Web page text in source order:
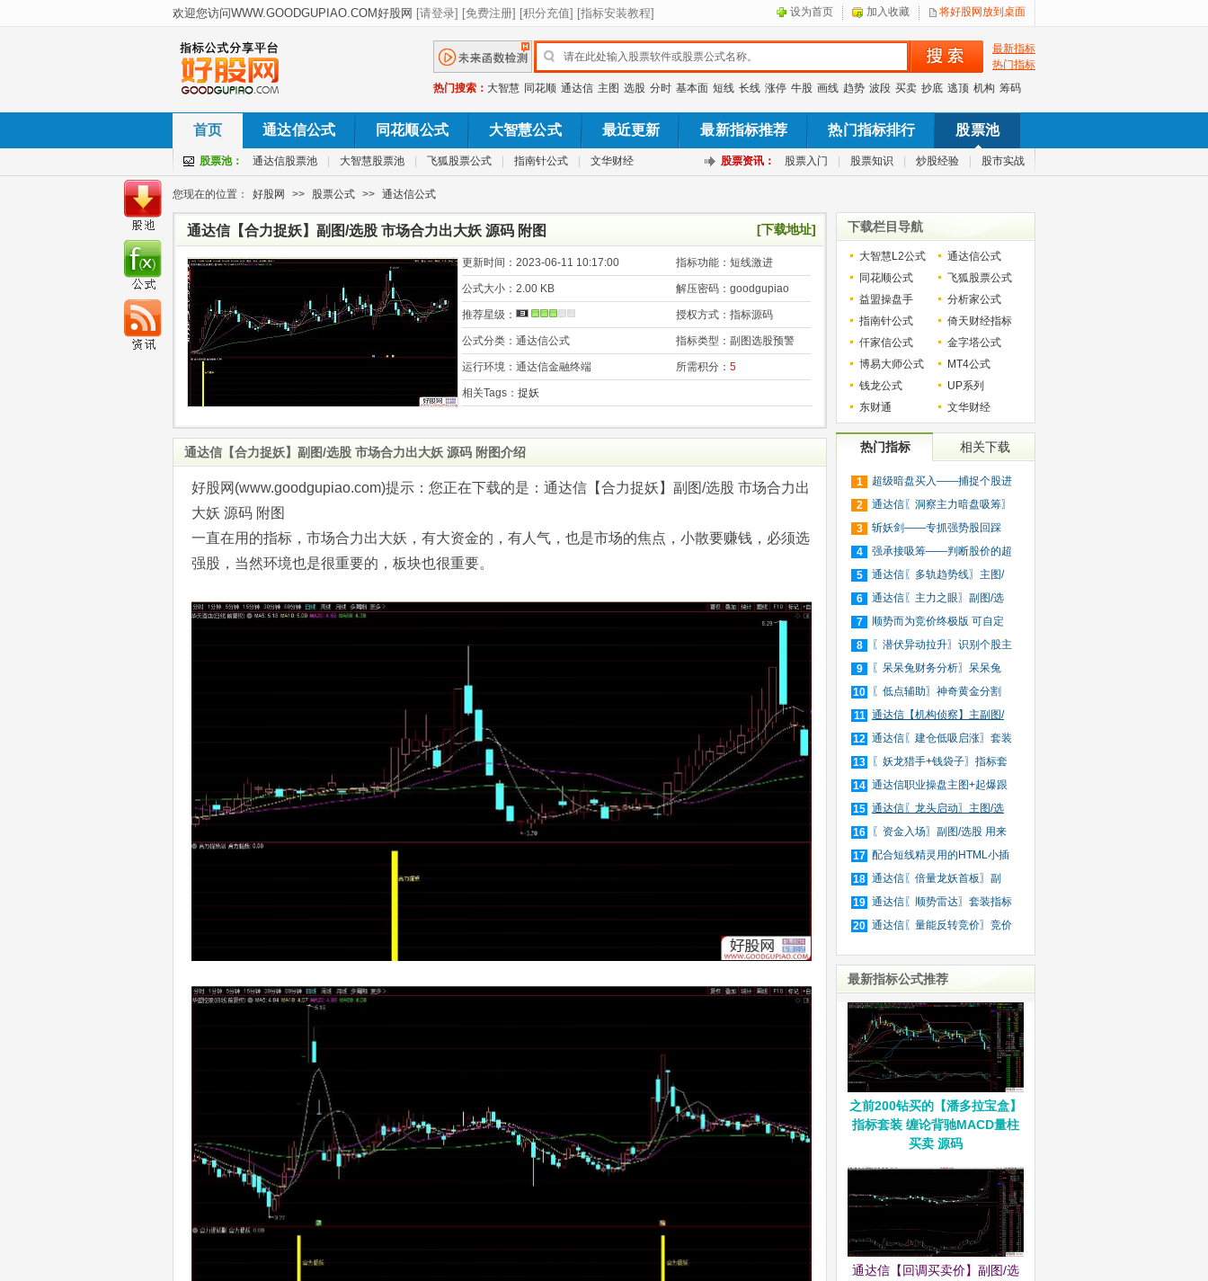
设为首页 加入收藏 将好股网放到桌面
最新指标
热门指标
热门搜索： 大智慧 同花顺 通达信 主图 选股 分时 基本面 短线 长线 涨停 牛股 画线 趋势 波段 买卖 抄底 逃顶 机构 筹码
首页 通达信公式 同花顺公式 大智慧公式 最近更新 最新指标推荐 热门指标排行 股票池
股票池： 通达信股票池 大智慧股票池 飞狐股票公式 指南针公式 文华财经 股票资讯： 股票入门 股票知识 炒股经验 股市实战
您现在的位置： 好股网 >> 股票公式 >> 通达信公式
通达信【合力捉妖】副图/选股 市场合力出大妖 源码 附图 [下载地址]
更新时间： 2023-06-11 10:17:00 指标功能： 短线激进
公式大小： 2.00 KB 解压密码： goodgupiao
推荐星级： 授权方式： 指标源码
公式分类： 通达信公式 指标类型： 副图选股预警
运行环境： 通达信金融终端 所需积分： 5
相关Tags： 捉妖
通达信【合力捉妖】副图/选股 市场合力出大妖 源码 附图介绍
好股网(www.goodgupiao.com)提示：您正在下载的是：通达信【合力捉妖】副图/选股 市场合力出
大妖 源码 附图
一直在用的指标，市场合力出大妖，有大资金的，有人气，也是市场的焦点，小散要赚钱，必须选
强股，当然环境也是很重要的，板块也很重要。
下载栏目导航
大智慧L2公式
通达信公式
同花顺公式
飞狐股票公式
益盟操盘手
分析家公式
指南针公式
倚天财经指标
仟家信公式
金字塔公式
博易大师公式
MT4公式
钱龙公式
UP系列
东财通
文华财经
热门指标 相关下载
1
超级暗盘买入——捕捉个股进
入
2
通达信〖洞察主力暗盘吸筹〗
捕
3
斩妖剑——专抓强势股回踩
20日
4
强承接吸筹——判断股价的超
买
5
通达信〖多轨趋势线〗主图/
选
6
通达信〖主力之眼〗副图/选
股
7
顺势而为竞价终极版 可自定
义
8
〖潜伏异动拉升〗识别个股主
力
9
〖呆呆兔财务分析〗呆呆兔
F10
10
〖低点辅助〗神奇黄金分割
+趋
11 通达信【机构侦察】主副图/
选
12 通达信〖建仓低吸启涨〗套装
指
13
〖妖龙猎手+钱袋子〗指标套
装
14 通达信职业操盘主图+起爆跟
庄
15 通达信〖龙头启动〗主图/选
股
16
〖资金入场〗副图/选股 用来
抓
17 配合短线精灵用的HTML小插
件
18 通达信〖倍量龙妖首板〗副
图/
19 通达信〖顺势雷达〗套装指标
20 通达信〖量能反转竞价〗竞价
最新指标公式推荐
之前200钻买的【潘多拉宝盒】
指标套装 缠论背驰MACD量柱
买卖 源码
通达信【回调买卖价】副图/选